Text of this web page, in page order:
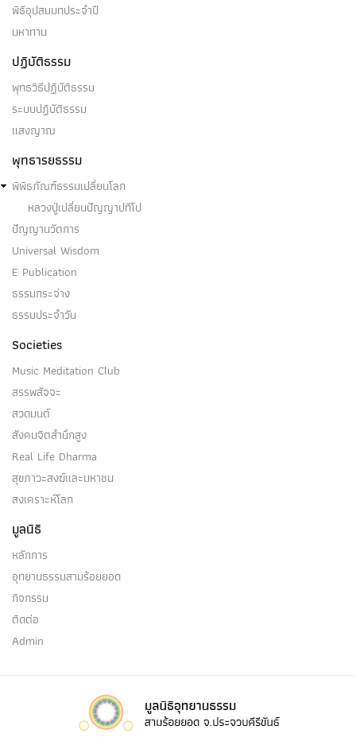
โสดาบัน คือ อริยบุคคล บุคคลผู้ปฏิบัติเพื่อละสังโยชน์
สัสสตทิฐิ
พิธีอุปสมบทประจำปี
มหาทาน
ปฏิบัติธรรม
พุทธวิธีปฏิบัติธรรม
ระบบปฏิบัติธรรม
แสงญาณ
พุทธารยธรรม
พิพิธภัณฑ์ธรรมเปลี่ยนโลก
หลวงปู่เปลี่ยนปัญญาปทีโป
ปัญญานวัตการ
Universal Wisdom
E Publication
ธรรมกระจ่าง
ธรรมประจำวัน
Societies
Music Meditation Club
สรรพสัจจะ
สวดมนต์
สังคมจิตสำนึกสูง
Real Life Dharma
สุขภาวะสงฆ์และมหาชน
สงเคราะห์โลก
มูลนิธิ
หลักการ
อุทยานธรรมสามร้อยยอด
กิจกรรม
ติดต่อ
Admin